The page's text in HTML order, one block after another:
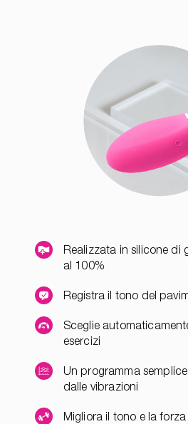
Realizzata in silicone di
al 100%
Registra il tono del
Sceglie
esercizi
Un programma
dalle vibrazioni
Migliora il tono e la forza